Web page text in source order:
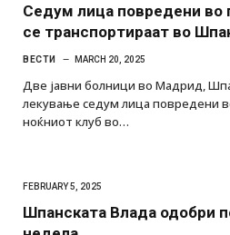
Седум лица повредени во
се транспортираат во
ВЕСТИ MARCH 20, 2025
Две јавни болници во Мадрид,
лекување седум лица повредени
ноќниот клуб во…
FEBRUARY 5, 2025
Шпанската Влада одобри